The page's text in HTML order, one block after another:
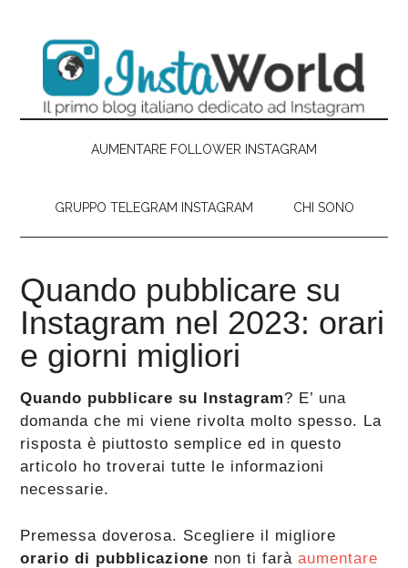
contenuto
principale
secondary
laterale
primaria
AUMENTARE FOLLOWER INSTAGRAM
GRUPPO TELEGRAM INSTAGRAM CHI SONO
Quando pubblicare su
Instagram nel 2023: orari
e giorni migliori
Quando pubblicare su Instagram? E’ una
domanda che mi viene rivolta molto spesso. La
risposta è piuttosto semplice ed in questo
articolo ho troverai tutte le informazioni
necessarie.
Premessa doverosa. Scegliere il migliore
orario di pubblicazione non ti faràaumentare